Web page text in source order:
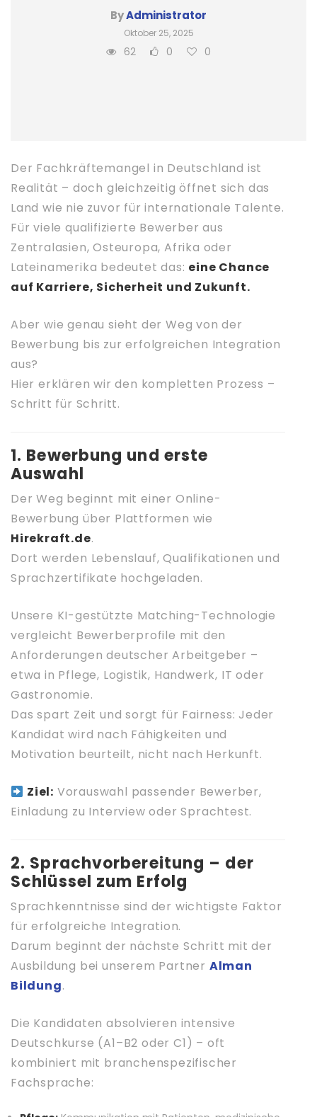
ByAdministrator
Oktober 25, 2025
62 0 0
Der Fachkräftemangel in Deutschland ist
Realität – doch gleichzeitig öffnet sich das
Land wie nie zuvor für internationale Talente.
Für viele qualifizierte Bewerber aus
Zentralasien, Osteuropa, Afrika oder
Lateinamerika bedeutet das: eine Chance
auf Karriere, Sicherheit und Zukunft.
Aber wie genau sieht der Weg von der
Bewerbung bis zur erfolgreichen Integration
aus?
Hier erklären wir den kompletten Prozess –
Schritt für Schritt.
1. Bewerbung und erste
Auswahl
Der Weg beginnt mit einer Online-
Bewerbung über Plattformen wie
Hirekraft.de.
Dort werden Lebenslauf, Qualifikationen und
Sprachzertifikate hochgeladen.
Unsere KI-gestützte Matching-Technologie
vergleicht Bewerberprofile mit den
Anforderungen deutscher Arbeitgeber –
etwa in Pflege, Logistik, Handwerk, IT oder
Gastronomie.
Das spart Zeit und sorgt für Fairness: Jeder
Kandidat wird nach Fähigkeiten und
Motivation beurteilt, nicht nach Herkunft.
Ziel: Vorauswahl passender Bewerber,
Einladung zu Interview oder Sprachtest.
2. Sprachvorbereitung – der
Schlüssel zum Erfolg
Sprachkenntnisse sind der wichtigste Faktor
für erfolgreiche Integration.
Darum beginnt der nächste Schritt mit der
Ausbildung bei unserem Partner Alman
Bildung.
Die Kandidaten absolvieren intensive
Deutschkurse (A1–B2 oder C1) – oft
kombiniert mit branchenspezifischer
Fachsprache: